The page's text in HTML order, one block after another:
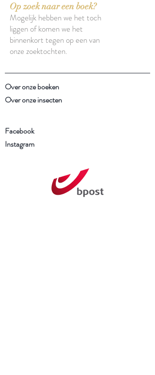
Op zoek naar een boek?
Mogelijk hebben we het toch
liggen of komen we het
binnenkort tegen op een van
onze zoektochten.
Over onze boeken
Over onze insecten
Facebook
Instagram